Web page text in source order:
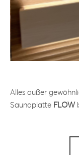
Alles außer
Saunaplatte FLOW